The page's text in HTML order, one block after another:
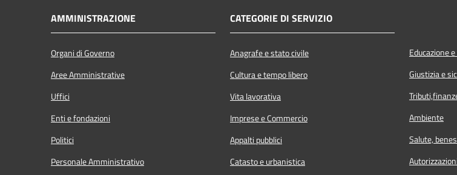
AMMINISTRAZIONE
Organi di Governo
Aree Amministrative
Uffici
Enti e fondazioni
Politici
Personale Amministrativo
CATEGORIE DI SERVIZIO
Anagrafe e stato civile
Cultura e tempo libero
Vita lavorativa
Imprese e Commercio
Appalti pubblici
Catasto e urbanistica
Educazione
Giustizia e
Ambiente
Salute,
Autorizzazioni